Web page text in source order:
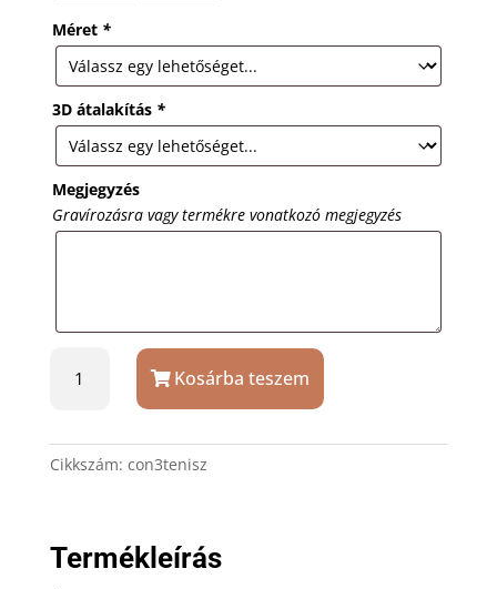
Méret *
3D átalakítás *
Megjegyzés
Gravírozásra vagy termékre vonatkozó megjegyzés
díj
Kosárba teszem
Cikkszám: con3tenisz
Termékleírás